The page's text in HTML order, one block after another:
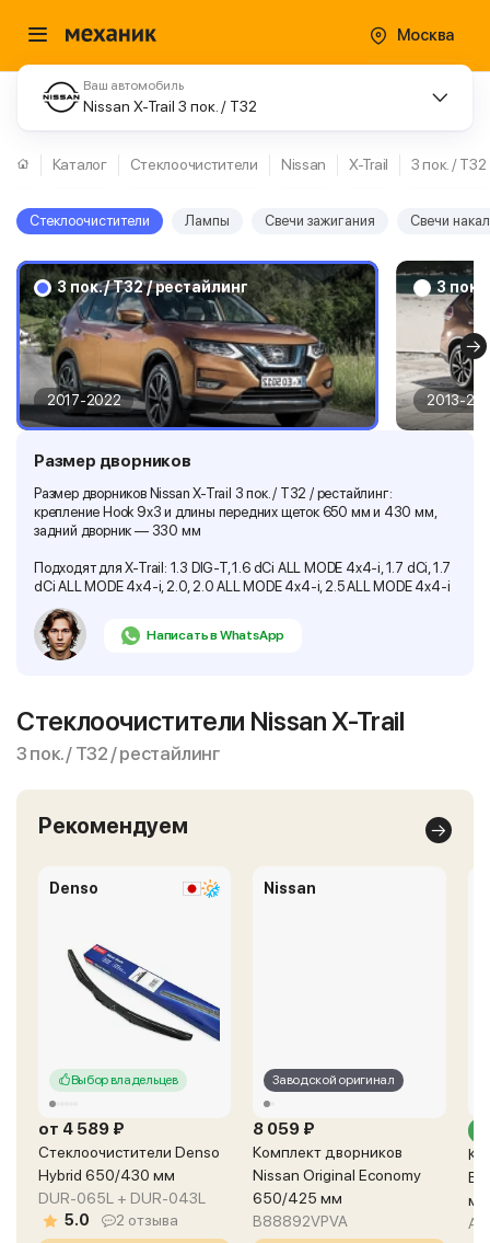
Москва
Ваш автомобиль
Nissan X-Trail 3 пок. / T32
Каталог Стеклоочистители Nissan X-Trail 3 пок. / T32
Стеклоочистители Лампы Свечи зажигания Свечи
3 пок. / T32 / рестайлинг
2017-2022
3 пок.
2013-
Размер дворников
Размер дворников Nissan X-Trail 3 пок. / T32 / рестайлинг:
крепление Hook 9x3 и длины передних щеток 650 мм и 430 мм,
задний дворник — 330 мм
Подходят для X-Trail: 1.3 DIG-T, 1.6 dCi ALL MODE 4x4-i, 1.7 dCi, 1.7
dCi ALL MODE 4x4-i, 2.0, 2.0 ALL MODE 4x4-i, 2.5 ALL MODE 4x4-i
Написать в WhatsApp
Стеклоочистители Nissan X-Trail
3 пок. / T32 / рестайлинг
Рекомендуем
Denso
Выбор владельцев
от 4 589 ₽
Стеклоочистители Denso
Hybrid 650/430 мм
DUR-065L + DUR-043L
5.0
2 отзыва
Nissan
Заводской оригинал
8 059 ₽
Комплект дворников
Nissan Original Economy
650/425 мм
B88892VPVA
мм